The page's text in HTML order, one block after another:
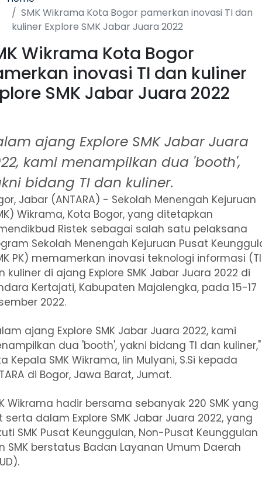
SMK Wikrama Kota Bogor pamerkan inovasi TI dan
kuliner Explore SMK Jabar Juara 2022
Wikrama Kota Bogor
inovasi TI dan kuliner
SMK Jabar Juara 2022
ajang Explore SMK Jabar Juara
kami menampilkan dua 'booth',
bidang TI dan kuliner.
Jabar (ANTARA) - Sekolah Menengah Kejuruan
Wikrama, Kota Bogor, yang ditetapkan
Ristek sebagai salah satu pelaksana
Sekolah Menengah Kejuruan Pusat
PK) memamerkan inovasi teknologi informasi
kuliner di ajang Explore SMK Jabar Juara 2022 di
Kertajati, Kabupaten Majalengka, pada 15-17
2022.
ajang Explore SMK Jabar Juara 2022, kami
dua 'booth', yakni bidang TI dan kuliner,"
Kepala SMK Wikrama, Iin Mulyani, S.Si kepada
di Bogor, Jawa Barat, Jumat.
Wikrama hadir bersama sebanyak 220 SMK yang
serta dalam Explore SMK Jabar Juara 2022, yang
SMK Pusat Keunggulan, Non-Pusat Keunggulan
SMK berstatus Badan Layanan Umum Daerah